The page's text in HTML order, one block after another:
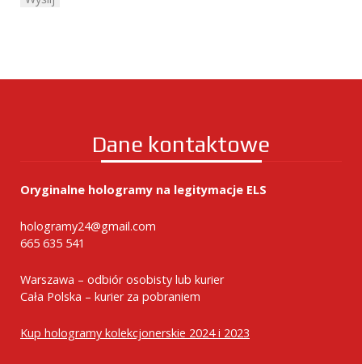
Dane kontaktowe
Oryginalne hologramy na legitymacje ELS
hologramy24@gmail.com
665 635 541
Warszawa – odbiór osobisty lub kurier
Cała Polska – kurier za pobraniem
Kup hologramy kolekcjonerskie 2024 i 2023